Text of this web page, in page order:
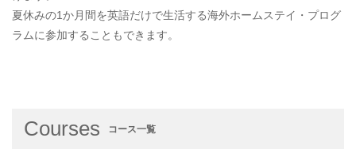
夏休みの1か月間を英語だけで生活する海外ホームステイ・プログ
ラムに参加することもできます。
Courses コース一覧